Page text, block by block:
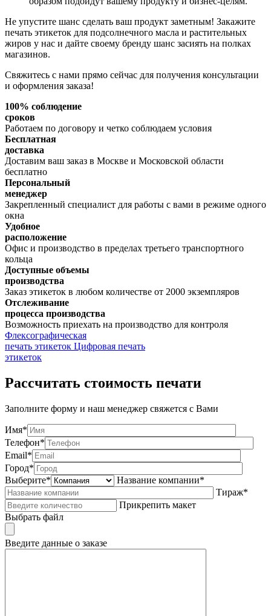
Не упустите шанс сделать ваш продукт заметным! Закажите
печать этикеток для подсолнечного масла и растительных
жиров у нас и дайте своему бренду шанс засиять на полках
магазинов.
Свяжитесь с нами прямо сейчас для получения консультации
и оформления заказа!
100% соблюдение
сроков
Работаем по договору и четко соблюдаем условия
Бесплатная
доставка
Доставим ваш заказ в Москве и Московской области
бесплатно
Персональный
менеджер
Закрепленный специалист для работы с вами в режиме одного
окна
Удобное
расположение
Офис и производство в пределах третьего транспортного
кольца
Доступные объемы
производства
Заказ этикеток в любом количестве от 2000 экземпляров
Отслеживание
процесса производства
Возможность приехать на производство для контроля
Флексографическая
печать этикеток Цифровая печать
этикеток
Рассчитать стоимость печати
Заполните форму и наш менеджер свяжется с Вами
Имя*
Телефон*
Email*
Город*
Выберите*
Название компании*
Тираж*
Прикрепить макет
Выбрать файл
Введите данные о заказе